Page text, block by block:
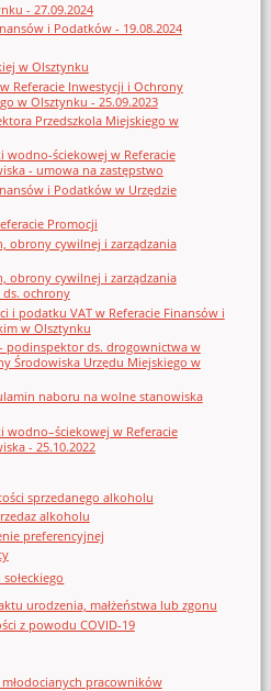
- 27.09.2024
i Podatków - 19.08.2024
w Olsztynku
Referacie Inwestycji i Ochrony
w Olsztynku - 25.09.2023
Przedszkola Miejskiego w
wodno-ściekowej w Referacie
- umowa na zastępstwo
i Podatków w Urzędzie
Promocji
obrony cywilnej i zarządzania
obrony cywilnej i zarządzania
ds. ochrony
i podatku VAT w Referacie Finansów i
w Olsztynku
podinspektor ds. drogownictwa w
Środowiska Urzędu Miejskiego w
naboru na wolne stanowiska
wodno–ściekowej w Referacie
- 25.10.2022
sprzedanego alkoholu
alkoholu
preferencyjnej
urodzenia, małżeństwa lub zgonu
z powodu COVID-19
pracowników